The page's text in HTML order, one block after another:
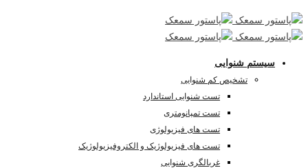
سیستم شنوایی
تشخیص کم شنوایی
تست شنوایی استاندارد
تست تمپانومتری
تست های فیزیولوژی
تست های فیزیولوژیک و الکتروفیزیولوژیک
غربالگری شنوایی